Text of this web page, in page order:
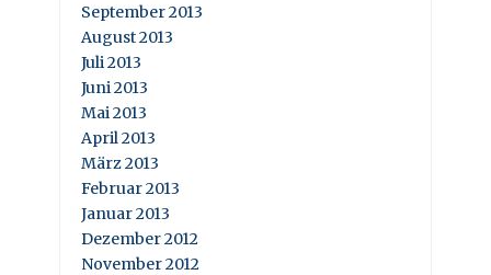
September 2013
August 2013
Juli 2013
Juni 2013
Mai 2013
April 2013
März 2013
Februar 2013
Januar 2013
Dezember 2012
November 2012